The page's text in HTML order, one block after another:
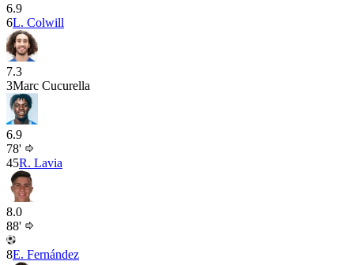
6.9
6L. Colwill
7.3
3Marc Cucurella
6.9
78'
45R. Lavia
8.0
88'
8E. Fernández